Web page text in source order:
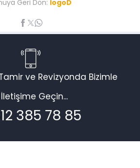
Geri Dön: logoD
Tamir ve Revizyonda Bizimle
İletişime Geçin...
385 78 85